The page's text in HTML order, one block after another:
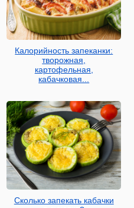
Калорийность запеканки:
творожная,
картофельная,
кабачковая...
Сколько запекать кабачки